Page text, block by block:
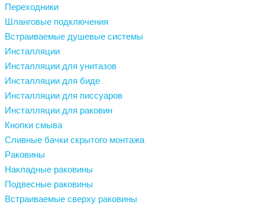
Переходники
Шланговые подключения
Встраиваемые душевые системы
Инсталляции
Инсталляции для унитазов
Инсталляции для биде
Инсталляции для писсуаров
Инсталляции для раковин
Кнопки смыва
Сливные бачки скрытого монтажа
Раковины
Накладные раковины
Подвесные раковины
Встраиваемые сверху раковины